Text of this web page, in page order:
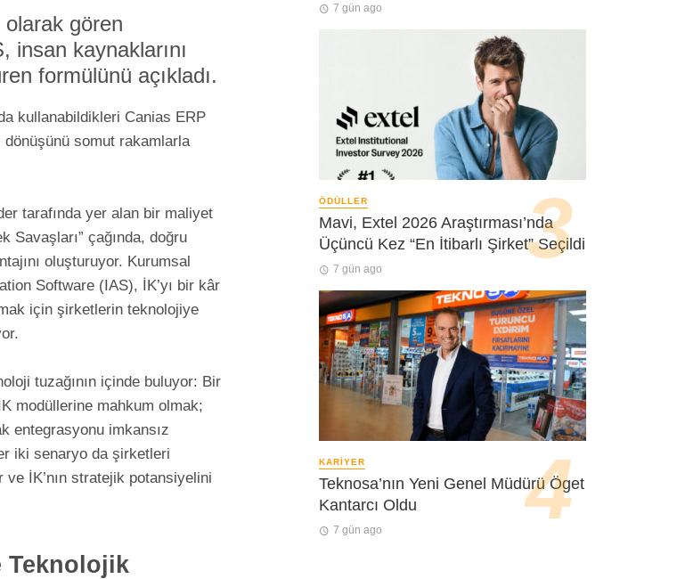
olarak gören
insan kaynaklarını
formülünü açıkladı.
kullanabildikleri Canias ERP
dönüşünü somut rakamlarla
tarafında yer alan bir maliyet
Savaşları” çağında, doğru
oluşturuyor. Kurumsal
Software (IAS), İK’yı bir kâr
için şirketlerin teknolojiye
tuzağının içinde buluyor: Bir
modüllerine mahkum olmak;
entegrasyonu imkansız
iki senaryo da şirketleri
İK’nın stratejik potansiyelini
Teknolojik
7 gün ago
ÖDÜLLER
Mavi, Extel 2026 Araştırması’nda
Üçüncü Kez “En İtibarlı Şirket” Seçildi
7 gün ago
KARIYER
Teknosa’nın Yeni Genel Müdürü Öget
Kantarcı Oldu
7 gün ago